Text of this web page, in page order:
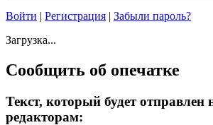
Войти | Регистрация | Забыли пароль?
Загрузка...
Сообщить об опечатке
Текст, который будет
редакторам: